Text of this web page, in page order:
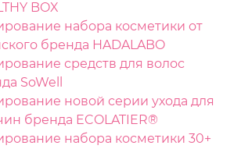
BOX
набора косметики от
бренда HADALABO
средств для волос
SoWell
новой серии ухода для
бренда ECOLATIER®
набора косметики 30+